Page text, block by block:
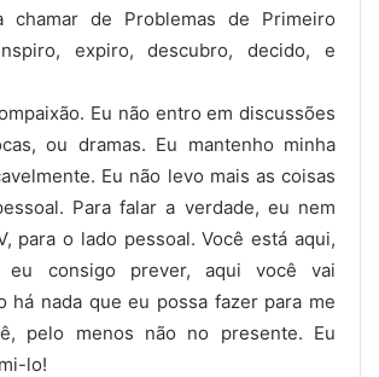
chamar de Problemas de Primeiro
expiro, descubro, decido, e
Eu não entro em discussões
ou dramas. Eu mantenho minha
Eu não levo mais as coisas
Para falar a verdade, eu nem
para o lado pessoal. Você está aqui,
consigo prever, aqui você vai
há nada que eu possa fazer para me
pelo menos não no presente. Eu
lo!